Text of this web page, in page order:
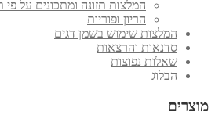
המלצות תזונה ומתכונים על פי
הריון ופוריות
המלצות שימוש בשמן דגים
סדנאות והרצאות
שאלות נפוצות
הבלוג
מוצרים